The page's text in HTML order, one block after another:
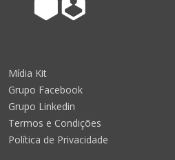
Mídia Kit
Grupo Facebook
Grupo Linkedin
Termos e Condições
Política de Privacidade